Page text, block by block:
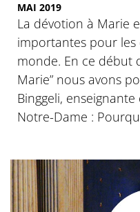
MAI 2019
La dévotion à Marie
importantes pour les
monde. En ce début
Marie” nous avons
Binggeli,
Notre-Dame :